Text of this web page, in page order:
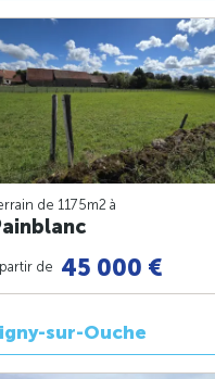
de 1175m2 à
de 45 000 €
sur-Ouche